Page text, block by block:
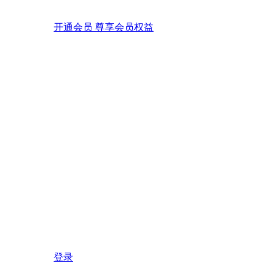
开通会员 尊享会员权益
登录